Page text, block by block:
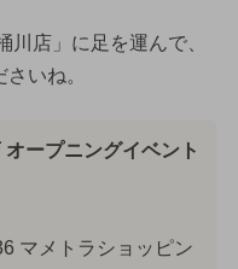
店」に足を運んで、
いね。
ープニングイベント
マメトラショッピン